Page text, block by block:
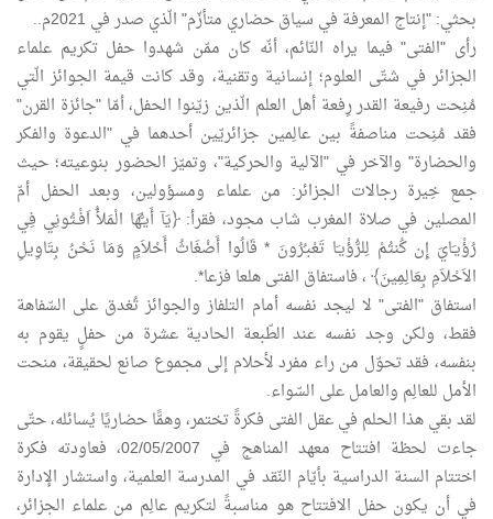
بحثي: "إنتاج المعرفة في سياق حضاري متأزّم" الّذي صدر في 2021م..
رأى "الفتى" فيما يراه النّائم، أنّه كان ممّن شهدوا حفل تكريم علماء
الجزائر في شتّى العلوم؛ إنسانية وتقنية، وقد كانت قيمة الجوائز الّتي
مُنِحت رفيعة القدر رِفعة أهل العلم الّذين زيّنوا الحفل، أمّا "جائزة القرن"
فقد مُنِحت مناصفةً بين عالِمين جزائريّين أحدهما في "الدعوة والفكر
والحضارة" والآخر في "الآلية والحركية"، وتميّز الحضور بنوعيته؛ حيث
جمع خِيرة رجالات الجزائر: من علماء ومسؤولين، وبعد الحفل أمّ
المصلين في صلاة المغرب شاب مجود، فقرأ: ﴿يَآ أَيـُّهَا الْمَلأُ اَفْـتُونِي فِي
رُؤْيـَايَ إِن كُنتُمْ لِلرُّؤْيـَا تَعْبـُرُونَ * قَالُوا أَضْغَاثُ أَحْلاَمٍ وَمَا نَحْنُ بِتَاوِيلِ
الاَحْلاَمِ بِعَالِمِينَ﴾ ، فاستفاق الفتى هلعا فزعا*.
استفاق "الفتى" لا ليجد نفسه أمام التلفاز والجوائز تُغدق على السّفاهة
فقط، ولكن وجد نفسه عند الطّبعة الحادية عشرة من حفلٍ يقوم به
بنفسه، فقد تحوّل من راء مفرد لأحلام إلى مجموع صانع لحقيقة، منحت
الأمل للعالِم والعامل على السّواء.
لقد بقي هذا الحلم في عقل الفتى فكرةً تختمر، وهمًّا حضاريًا يُسائله، حتّى
جاءت لحظة افتتاح معهد المناهج في 02/05/2007، فعاودته فكرة
اختتام السنة الدراسية بأيّام النّقد في المدرسة العلمية، واستشار الإدارة
في أن يكون حفل الافتتاح هو مناسبةً لتكريم عالِم من علماء الجزائر،